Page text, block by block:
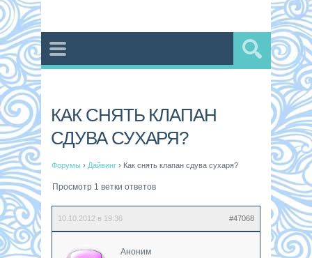
КАК СНЯТЬ КЛАПАН
СДУВА СУХАРЯ?
Форумы › Дайвинг › Как снять клапан сдува сухаря?
Просмотр 1 ветки ответов
10.10.2012 в 19:36 #47068
Аноним